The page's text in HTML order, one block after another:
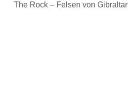
The Rock – Felsen von Gibraltar